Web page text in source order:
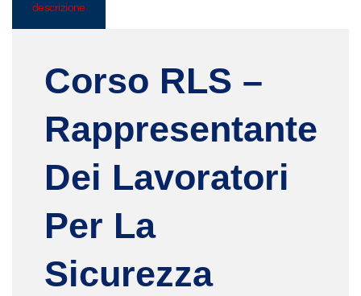
descrizione
Corso RLS –
Rappresentante
Dei Lavoratori
Per La
Sicurezza